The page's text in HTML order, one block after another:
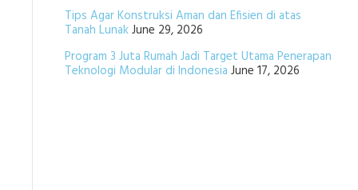
Tips Agar Konstruksi Aman dan Efisien di atas
Tanah LunakJune 29, 2026
Program 3 Juta Rumah Jadi Target Utama Penerapan
Teknologi Modular di Indonesia June 17, 2026